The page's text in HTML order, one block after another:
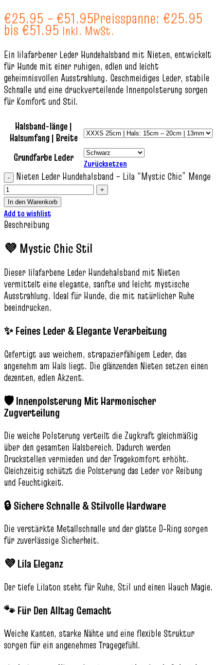
€25.95 – €51.95Preisspanne: €25.95
bis €51.95 Inkl. MwSt.
Ein lilafarbener Leder Hundehalsband mit Nieten, entwickelt
für Hunde mit einer ruhigen, edlen und leicht
geheimnisvollen Ausstrahlung. Geschmeidiges Leder, stabile
Schnalle und eine druckverteilende Innenpolsterung sorgen
für Komfort und Stil.
Halsband-länge |
Halsumfang | Breite
Grundfarbe Leder
Zurücksetzen
Nieten Leder Hundehalsband – Lila “Mystic Chic” Menge
In den Warenkorb
Add to wishlist
Beschreibung
💜 Mystic Chic Stil
Dieser lilafarbene Leder Hundehalsband mit Nieten
vermittelt eine elegante, sanfte und leicht mystische
Ausstrahlung. Ideal für Hunde, die mit natürlicher Ruhe
beeindrucken.
✨ Feines Leder & Elegante Verarbeitung
Gefertigt aus weichem, strapazierfähigem Leder, das
angenehm am Hals liegt. Die glänzenden Nieten setzen einen
dezenten, edlen Akzent.
🛡️ Innenpolsterung Mit Harmonischer
Zugverteilung
Die weiche Polsterung verteilt die Zugkraft gleichmäßig
über den gesamten Halsbereich. Dadurch werden
Druckstellen vermieden und der Tragekomfort erhöht.
Gleichzeitig schützt die Polsterung das Leder vor Reibung
und Feuchtigkeit.
🔒 Sichere Schnalle & Stilvolle Hardware
Die verstärkte Metallschnalle und der glatte D‑Ring sorgen
für zuverlässige Sicherheit.
💜 Lila Eleganz
Der tiefe Lilaton steht für Ruhe, Stil und einen Hauch Magie.
🐾 Für Den Alltag Gemacht
Weiche Kanten, starke Nähte und eine flexible Struktur
sorgen für ein angenehmes Tragegefühl.